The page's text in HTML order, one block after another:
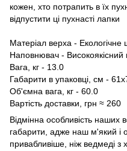
кожен, хто потрапить в їх
відпустити ці пухнасті лапки
Матеріал верха - Екологічне
Наповнювач -
Вага, кг - 13.0
Габарити в упаковці, см -
Об'ємна вага, кг - 60.0
Вартість доставки, грн ≈ 260
Відмінна особливість наших
габарити, адже наш м'який і
привабливіше, ніж ведмеді